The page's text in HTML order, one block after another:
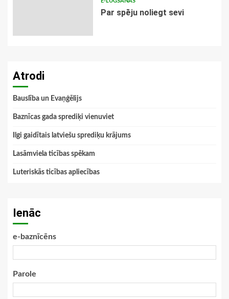
Par spēju noliegt sevi
Atrodi
Bauslība un Evaņģēlijs
Baznīcas gada sprediķi vienuviet
Ilgi gaidītais latviešu sprediķu krājums
Lasāmviela ticības spēkam
Luteriskās ticības apliecības
Ienāc
e-baznīcēns
Parole